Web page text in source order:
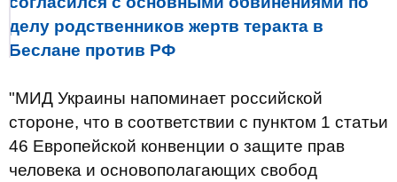
делу родственников жертв теракта в
Беслане против РФ
"МИД Украины напоминает российской
стороне, что в соответствии с пунктом 1 статьи
46 Европейской конвенции о защите прав
человека и основополагающих свобод